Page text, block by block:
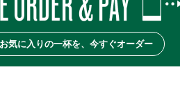
お気に入りの一杯を、今すぐオーダー